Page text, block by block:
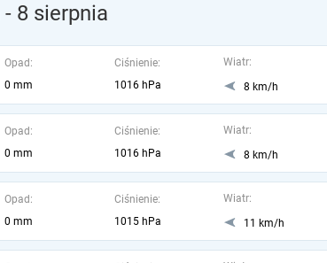
- 8 sierpnia
Opad:
0 mm
Ciśnienie:
1016 hPa
Wiatr:
8 km/h
Opad:
0 mm
Ciśnienie:
1016 hPa
Wiatr:
8 km/h
Opad:
0 mm
Ciśnienie:
1015 hPa
Wiatr:
11 km/h